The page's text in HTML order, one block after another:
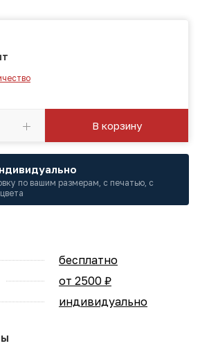
В корзину
по вашим размерам, с печатью, с
бесплатно
от 2500 ₽
индивидуально